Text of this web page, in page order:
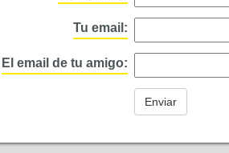
Tu email:
El email de tu amigo: